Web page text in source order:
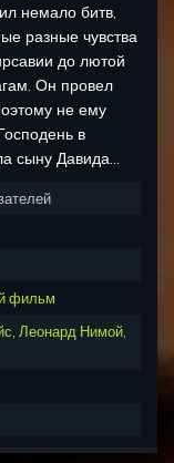
немало битв,
разные чувства
до лютой
Он провел
не ему
в
сыну Давида…
фильм
Леонард Нимой